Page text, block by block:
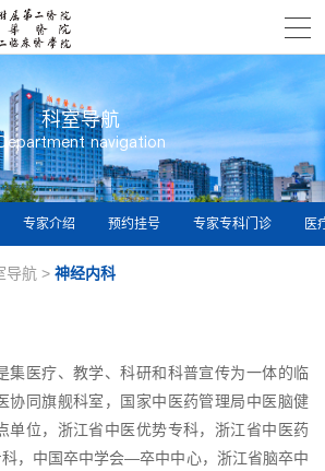
科室导航
navigation
专家介绍 预约挂号 专家专科门诊 医
导航 > 神经内科
集医疗、教学、科研和科普宣传为一体的临
协同旗舰科室，国家中医药管理局中医脑健
单位，浙江省中医优势专科，浙江省中医药
科，中国卒中学会—卒中中心，浙江省脑卒中